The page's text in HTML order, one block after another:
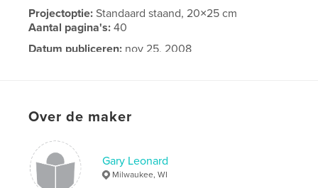
Projectoptie:Standaard staand, 20×25 cm
Aantal pagina's:40
Datum publiceren: nov 25, 2008
Over de maker
Gary Leonard
Milwaukee, WI